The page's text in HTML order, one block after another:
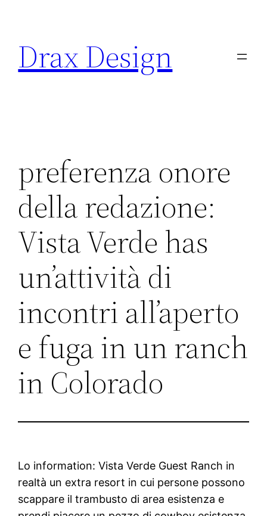
contenido
Drax Design
preferenza onore
della redazione:
Vista Verde has
un’attività di
incontri all’aperto
e fuga in un ranch
in Colorado
Lo information: Vista Verde Guest Ranch in
realtà un extra resort in cui persone possono
scappare il trambusto di area esistenza e